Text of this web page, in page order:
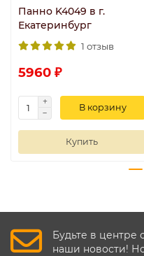
Панно K4049 в г.
Екатеринбург
1 отзыв
5960 ₽
В корзину
Купить
Будьте в центре
наши новости!